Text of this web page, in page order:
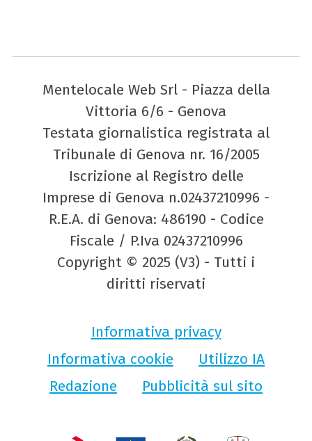
Mentelocale Web Srl - Piazza della
Vittoria 6/6 - Genova
Testata giornalistica registrata al
Tribunale di Genova nr. 16/2005
Iscrizione al Registro delle
Imprese di Genova n.02437210996 -
R.E.A. di Genova: 486190 - Codice
Fiscale / P.Iva 02437210996
Copyright © 2025 (V3) - Tutti i
diritti riservati
Informativa privacy
Informativa cookie
Utilizzo IA
Redazione
Pubblicità sul sito